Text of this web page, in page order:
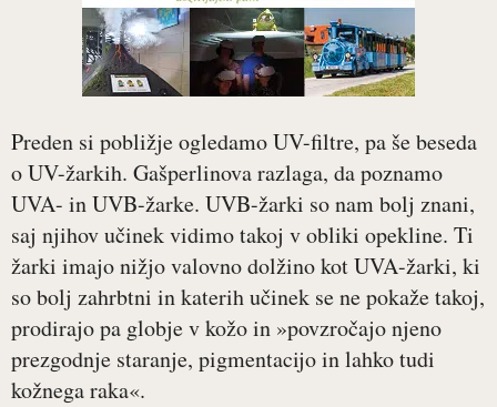
Preden si pobližje ogledamo UV-filtre, pa še beseda
o UV-žarkih. Gašperlinova razlaga, da poznamo
UVA- in UVB-žarke. UVB-žarki so nam bolj znani,
saj njihov učinek vidimo takoj v obliki opekline. Ti
žarki imajo nižjo valovno dolžino kot UVA-žarki, ki
so bolj zahrbtni in katerih učinek se ne pokaže takoj,
prodirajo pa globje v kožo in »povzročajo njeno
prezgodnje staranje, pigmentacijo in lahko tudi
kožnega raka«.